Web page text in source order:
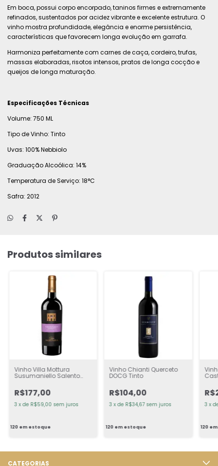
Em boca, possui corpo encorpado, taninos firmes e extremamente
refinados, sustentados por acidez vibrante e excelente estrutura. O
vinho mostra profundidade, elegância e enorme persistência,
características que favorecem longa evolução em garrafa.
Harmoniza perfeitamente com carnes de caça, cordeiro, trufas,
massas elaboradas, risotos intensos, pratos de longa cocção e
queijos de longa maturação.
Especificações Técnicas
Volume: 750 ML
Tipo de Vinho: Tinto
Uvas: 100% Nebbiolo
Graduação Alcoólica: 14%
Temperatura de Serviço: 18°C
Safra: 2012
Produtos similares
Vinho Villa Mottura
Susumaniello Salento
R$177,00
3 x de R$59,00 sem juros
120 em estoque
Vinho Chianti Querceto
DOCG Tinto
R$104,00
3 xde R$34,67 sem juros
120 em estoque
3 x
120
CATEGORIAS